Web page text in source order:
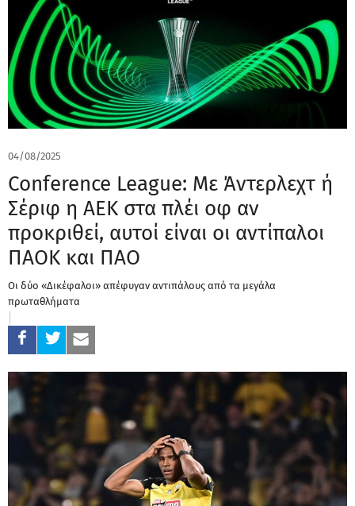
04/08/2025
Conference League: Με Άντερλεχτ ή
Σέριφ η ΑΕΚ στα πλέι οφ αν
προκριθεί, αυτοί είναι οι αντίπαλοι
ΠΑΟΚ και ΠΑΟ
Οι δύο «Δικέφαλοι» απέφυγαν αντιπάλους από τα μεγάλα
πρωταθλήματα